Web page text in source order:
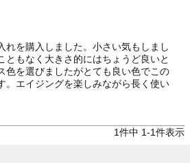
れを購入しました。小さい気もしまし
ともなく大きさ的にはちょうど良いと
色を選びましたがとても良い色でこの
。エイジングを楽しみながら長く使い
1件中 1-1件表示